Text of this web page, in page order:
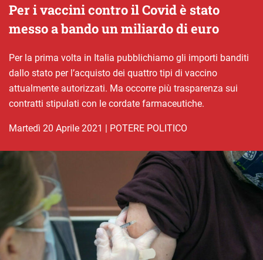
Per i vaccini contro il Covid è stato
messo a bando un miliardo di euro
Per la prima volta in Italia pubblichiamo gli importi banditi
dallo stato per l’acquisto dei quattro tipi di vaccino
attualmente autorizzati. Ma occorre più trasparenza sui
contratti stipulati con le cordate farmaceutiche.
martedì 20 Aprile 2021 | POTERE POLITICO